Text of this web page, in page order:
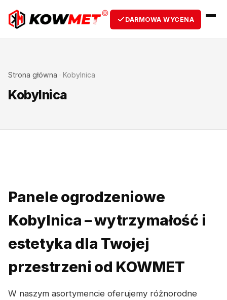
DARMOWA WYCENA
Strona główna · Kobylnica
Kobylnica
Panele ogrodzeniowe
Kobylnica – wytrzymałość i
estetyka dla Twojej
przestrzeni od KOWMET
W naszym asortymencie oferujemy różnorodne